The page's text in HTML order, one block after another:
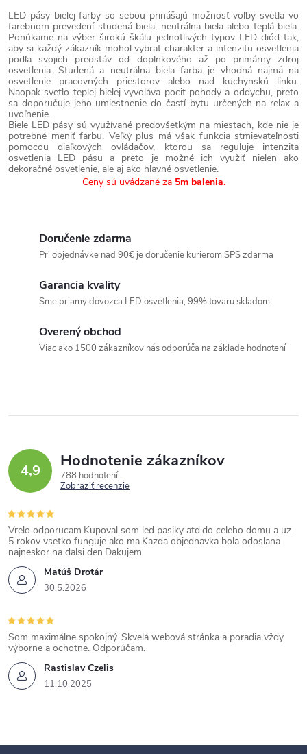
c
i
e
p
r
v
k
y
v
á
n
k
o
v
a
n
i
e
LED pásy bielej farby so sebou prinášajú možnosť voľby svetla vo
farebnom prevedení studená biela, neutrálna biela alebo teplá biela.
Ponúkame na výber širokú škálu jednotlivých typov LED diód tak,
aby si každý zákazník mohol vybrať charakter a intenzitu osvetlenia
podľa svojich predstáv od doplnkového až po primárny zdroj
osvetlenia. Studená a neutrálna biela farba je vhodná najmä na
osvetlenie pracovných priestorov alebo nad kuchynskú linku.
Naopak svetlo teplej bielej vyvoláva pocit pohody a oddychu, preto
sa doporučuje jeho umiestnenie do častí bytu určených na relax a
uvoľnenie.
Biele LED pásy sú využívané predovšetkým na miestach, kde nie je
potrebné meniť farbu. Veľký plus má však funkcia stmievateľnosti
pomocou diaľkových ovládačov, ktorou sa reguluje intenzita
osvetlenia LED pásu a preto je možné ich využiť nielen ako
dekoračné osvetlenie, ale aj ako hlavné osvetlenie.
Ceny sú uvádzané za 5m balenia.
Doručenie zdarma
Pri objednávke nad 90€ je doručenie kurierom SPS zdarma
Garancia kvality
Sme priamy dovozca LED osvetlenia, 99% tovaru skladom
Overený obchod
Viac ako 1500 zákazníkov nás odporúča na základe hodnotení
4,9 Hodnotenie zákazníkov
788 hodnotení
Zobraziť recenzie
Matúš Drotár
30.5.2026
Vrelo odporucam.Kupoval som led pasiky atd.do celeho domu a uz
5 rokov vsetko funguje ako ma.Kazda objednavka bola odoslana
najneskor na dalsi den.Dakujem
Rastislav Czelis
11.10.2025
Som maximálne spokojný. Skvelá webová stránka a poradia vždy
výborne a ochotne. Odporúčam.